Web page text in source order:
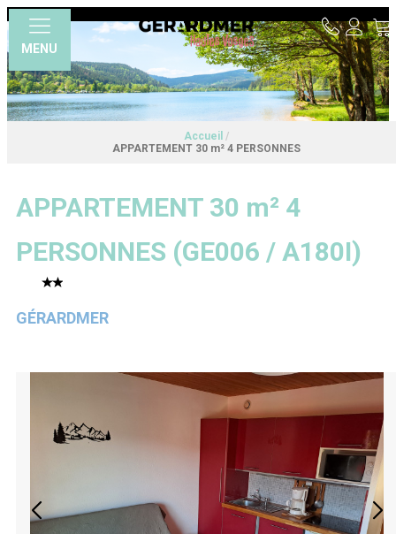
MENU
Accueil /
APPARTEMENT 30 m² 4 PERSONNES
APPARTEMENT 30 m² 4
PERSONNES (GE006 / A180I)
GÉRARDMER